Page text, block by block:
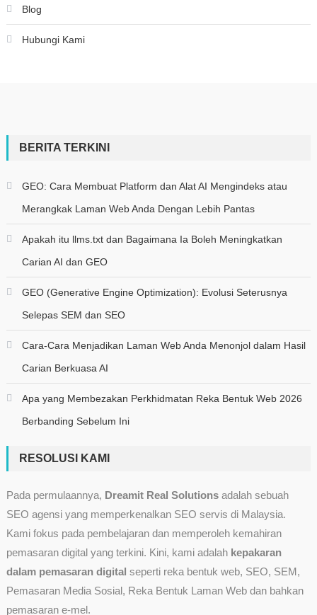
Blog
Hubungi Kami
BERITA TERKINI
GEO: Cara Membuat Platform dan Alat AI Mengindeks atau
Merangkak Laman Web Anda Dengan Lebih Pantas
Apakah itu llms.txt dan Bagaimana Ia Boleh Meningkatkan
Carian AI dan GEO
GEO (Generative Engine Optimization): Evolusi Seterusnya
Selepas SEM dan SEO
Cara-Cara Menjadikan Laman Web Anda Menonjol dalam Hasil
Carian Berkuasa AI
Apa yang Membezakan Perkhidmatan Reka Bentuk Web 2026
Berbanding Sebelum Ini
RESOLUSI KAMI
Pada permulaannya, Dreamit Real Solutions adalah sebuah
SEO agensi yang memperkenalkan SEO servis di Malaysia.
Kami fokus pada pembelajaran dan memperoleh kemahiran
pemasaran digital yang terkini. Kini, kami adalah kepakaran
dalam pemasaran digital seperti reka bentuk web, SEO, SEM,
Pemasaran Media Sosial, Reka Bentuk Laman Web dan bahkan
pemasaran e-mel.